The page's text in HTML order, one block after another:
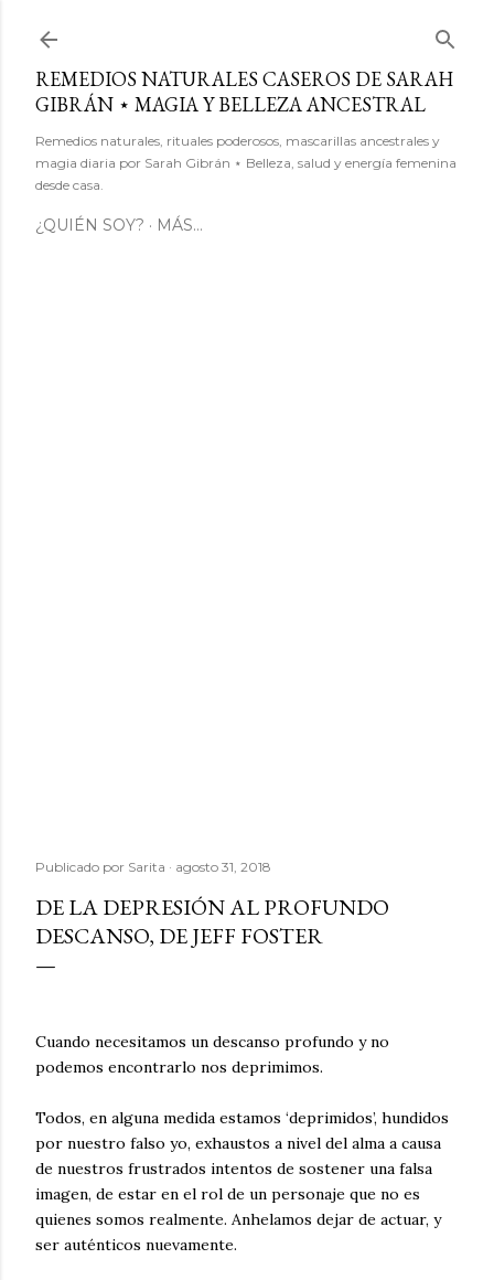
REMEDIOS NATURALES CASEROS DE SARAH
GIBRÁN ⋆ MAGIA Y BELLEZA ANCESTRAL
Remedios naturales, rituales poderosos, mascarillas ancestrales y
magia diaria por Sarah Gibrán ⋆ Belleza, salud y energía femenina
desde casa.
¿QUIÉN SOY? MÁS…
Publicado por Sarita agosto 31, 2018
DE LA DEPRESIÓN AL PROFUNDO
DESCANSO, DE JEFF FOSTER
Cuando necesitamos un descanso profundo y no
podemos encontrarlo nos deprimimos.
Todos, en alguna medida estamos ‘deprimidos’, hundidos
por nuestro falso yo, exhaustos a nivel del alma a causa
de nuestros frustrados intentos de sostener una falsa
imagen, de estar en el rol de un personaje que no es
quienes somos realmente. Anhelamos dejar de actuar, y
ser auténticos nuevamente.